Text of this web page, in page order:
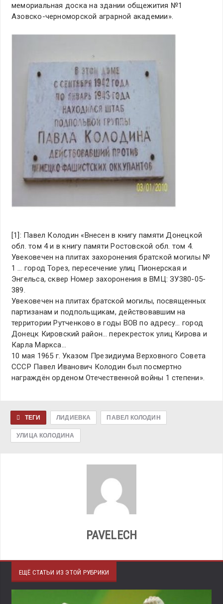
мемориальная доска на здании общежития №1
Азовско-черноморской аграрной академии».
[1]: Павел Колодин «Внесен в книгу памяти Донецкой
обл. том 4 и в книгу памяти Ростовской обл. том 4.
Увековечен на плитах захоронения братской могилы №
1 … город Торез, пересечение улиц Пионерская и
Энгельса, сквер Номер захоронения в ВМЦ: ЗУ380-05-
389.
Увековечен на плитах братской могилы, посвященных
партизанам и подпольщикам, действовавшим на
территории Рутченково в годы ВОВ по адресу… город
Донецк Кировский район… перекресток улиц Кирова и
Карла Маркса…
10 мая 1965 г. Указом Президиума Верховного Совета
СССР Павел Иванович Колодин был посмертно
награждён орденом Отечественной войны 1 степени».
ТЕГИ ЛИДИЕВКА ПАВЕЛ КОЛОДИН
УЛИЦА КОЛОДИНА
PAVELECH
ЕЩЁ СТАТЬИ ИЗ ЭТОЙ РУБРИКИ